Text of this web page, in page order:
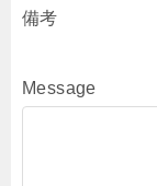
備考
Message